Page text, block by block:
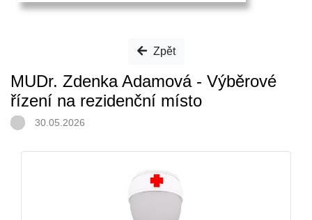
Zpět
MUDr. Zdenka Adamová - Výběrové
řízení na rezidenční místo
30.05.2026